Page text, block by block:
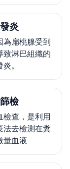
炎
為扁桃腺受到
致淋巴組織的
。
檢
檢查，是利用
法去檢測在糞
量血液